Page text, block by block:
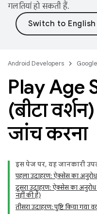
गलतियां हो सकती हैं.
Android Developers
Play Age
(बीटा
जांच करना
इस पेज पर, यह जानकारी
पहला उदाहरण: ऐक्सेस का अनुरोध
दूसरा उदाहरण: ऐक्सेस का अनुरोध
नहीं की है)
तीसरा उदाहरण: पुष्टि किया गया